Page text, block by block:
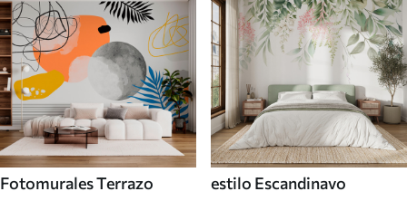
Fotomurales Terrazo estilo Escandinavo